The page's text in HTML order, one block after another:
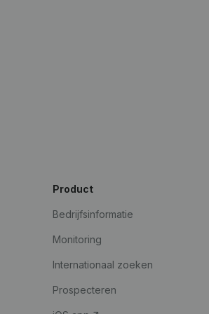
Product
Bedrijfsinformatie
Monitoring
Internationaal zoeken
Prospecteren